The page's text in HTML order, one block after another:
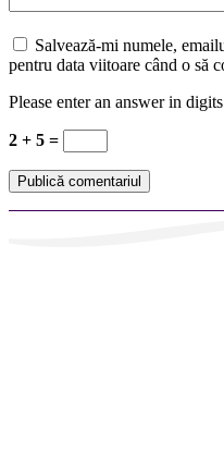
Salvează-mi numele,
pentru data viitoare când o să
Please enter an answer in
2 + 5 =